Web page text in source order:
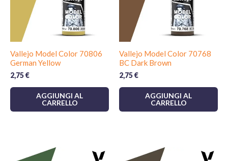
Vallejo Model Color 70806
German Yellow
2,75€
AGGIUNGI AL
CARRELLO
Vallejo Model Color 70768
BC Dark Brown
2,75€
AGGIUNGI AL
CARRELLO